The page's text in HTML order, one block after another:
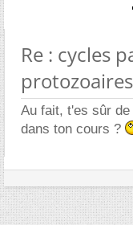
Re : cycles
Au fait, t'es sûr
dans ton cours ?